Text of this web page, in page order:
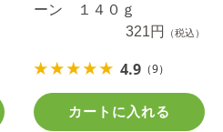
ーン １４０ｇ
321円
（税込）
4.9 （9）
カートに入れる